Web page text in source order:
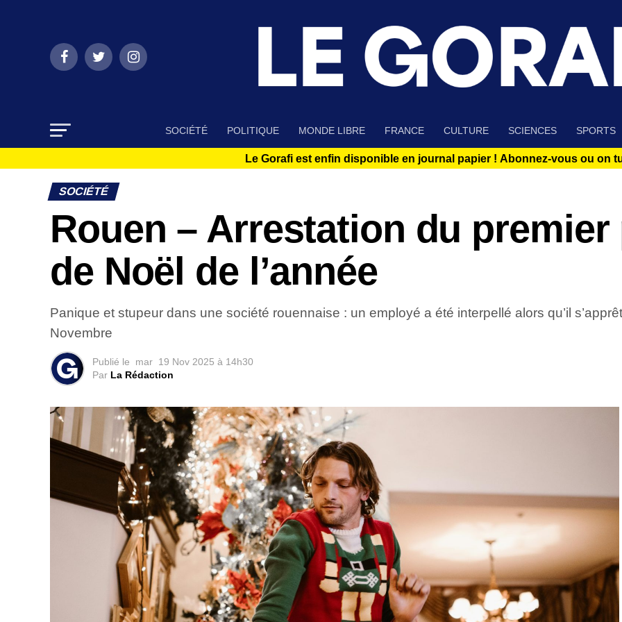
SOCIÉTÉ POLITIQUE MONDE LIBRE FRANCE CULTURE SCIENCES SPORTS
Le Gorafi est enfin disponible en journal papier ! Abonnez-vous ou on
SOCIÉTÉ
Rouen – Arrestation du premier
de Noël de l’année
Panique et stupeur dans une société rouennaise : un employé a été interpellé alors qu’il
Novembre
Publié le mar 19 Nov 2025 à 14h30
Par La Rédaction